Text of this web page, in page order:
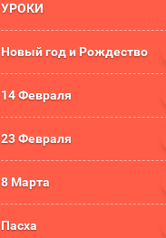
УРОКИ
Новый год и Рождество
14 Февраля
23 Февраля
8 Марта
Пасха